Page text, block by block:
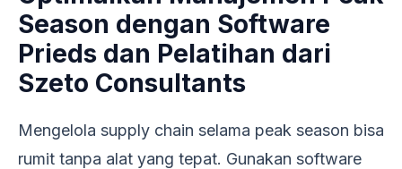
Season dengan Software
Prieds dan Pelatihan dari
Szeto Consultants
Mengelola supply chain selama peak season bisa
rumit tanpa alat yang tepat. Gunakan software